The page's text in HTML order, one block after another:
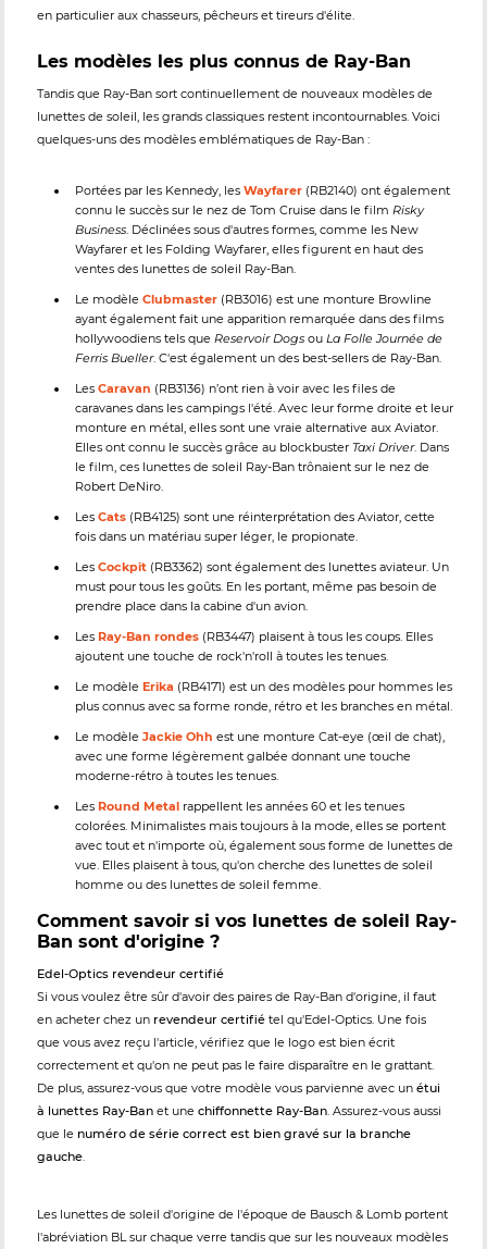
en particulier aux chasseurs, pêcheurs et tireurs d'élite.
Les modèles les plus connus de Ray-Ban
Tandis que Ray-Ban sort continuellement de nouveaux modèles de
lunettes de soleil, les grands classiques restent incontournables. Voici
quelques-uns des modèles emblématiques de Ray-Ban :
Portées par les Kennedy, les Wayfarer (RB2140) ont également
connu le succès sur le nez de Tom Cruise dans le film Risky
Business. Déclinées sous d'autres formes, comme les New
Wayfarer et les Folding Wayfarer, elles figurent en haut des
ventes des lunettes de soleil Ray-Ban.
Le modèle Clubmaster (RB3016) est une monture Browline
ayant également fait une apparition remarquée dans des films
hollywoodiens tels que Reservoir Dogs ou La Folle Journée de
Ferris Bueller. C'est également un des best-sellers de Ray-Ban.
Les Caravan (RB3136) n’ont rien à voir avec les files de
caravanes dans les campings l'été. Avec leur forme droite et leur
monture en métal, elles sont une vraie alternative aux Aviator.
Elles ont connu le succès grâce au blockbuster Taxi Driver. Dans
le film, ces lunettes de soleil Ray-Ban trônaient sur le nez de
Robert DeNiro.
Les Cats (RB4125) sont une réinterprétation des Aviator, cette
fois dans un matériau super léger, le propionate.
Les Cockpit (RB3362) sont également des lunettes aviateur. Un
must pour tous les goûts. En les portant, même pas besoin de
prendre place dans la cabine d'un avion.
Les Ray-Ban rondes (RB3447) plaisent à tous les coups. Elles
ajoutent une touche de rock'n'roll à toutes les tenues.
Le modèle Erika (RB4171) est un des modèles pour hommes les
plus connus avec sa forme ronde, rétro et les branches en métal.
Le modèle Jackie Ohh est une monture Cat-eye (œil de chat),
avec une forme légèrement galbée donnant une touche
moderne-rétro à toutes les tenues.
Les Round Metal rappellent les années 60 et les tenues
colorées. Minimalistes mais toujours à la mode, elles se portent
avec tout et n'importe où, également sous forme de lunettes de
vue. Elles plaisent à tous, qu'on cherche des lunettes de soleil
homme ou des lunettes de soleil femme.
Comment savoir si vos lunettes de soleil Ray-
Ban sont d'origine ?
Edel-Optics revendeur certifié
Si vous voulez être sûr d'avoir des paires de Ray-Ban d'origine, il faut
en acheter chez un revendeur certifié tel qu'Edel-Optics. Une fois
que vous avez reçu l'article, vérifiez que le logo est bien écrit
correctement et qu'on ne peut pas le faire disparaître en le grattant.
De plus, assurez-vous que votre modèle vous parvienne avec un étui
à lunettes Ray-Ban et une chiffonnette Ray-Ban. Assurez-vous aussi
que le numéro de série correct est bien gravé sur la branche
gauche.
Les lunettes de soleil d'origine de l'époque de Bausch & Lomb portent
l'abréviation BL sur chaque verre tandis que sur les nouveaux modèles